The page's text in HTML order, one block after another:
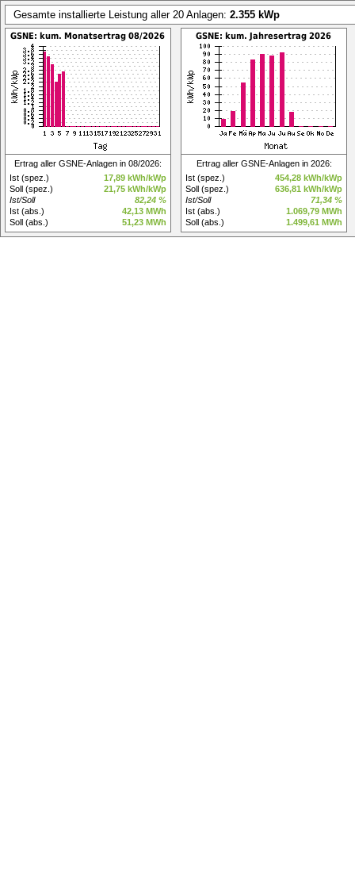
Gesamte installierte Leistung aller 20 Anlagen: 2.355 kWp
Ertrag aller GSNE-Anlagen in 08/2026:
Ist (spez.)
17,89 kWh/kWp
Soll (spez.)
21,75 kWh/kWp
Ist/Soll
82,24 %
Ist (abs.)
42,13 MWh
Soll (abs.)
51,23 MWh
Ertrag aller GSNE-Anlagen in 2026:
Ist (spez.)
454,28 kWh/kWp
Soll (spez.)
636,81 kWh/kWp
Ist/Soll
71,34 %
Ist (abs.)
1.069,79 MWh
Soll (abs.)
1.499,61 MWh